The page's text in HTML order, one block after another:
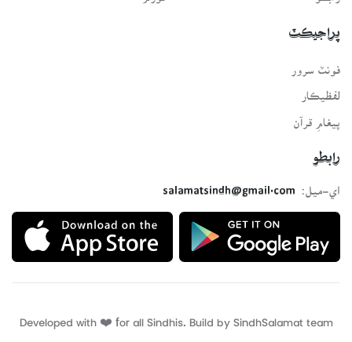
پراجيڪٽ
لفظيڪار
پيغامِ قرآن
رابطو
اي-ميل:
salamatsindh@gmail.com
Developed with ❤️ for all Sindhis. Build by